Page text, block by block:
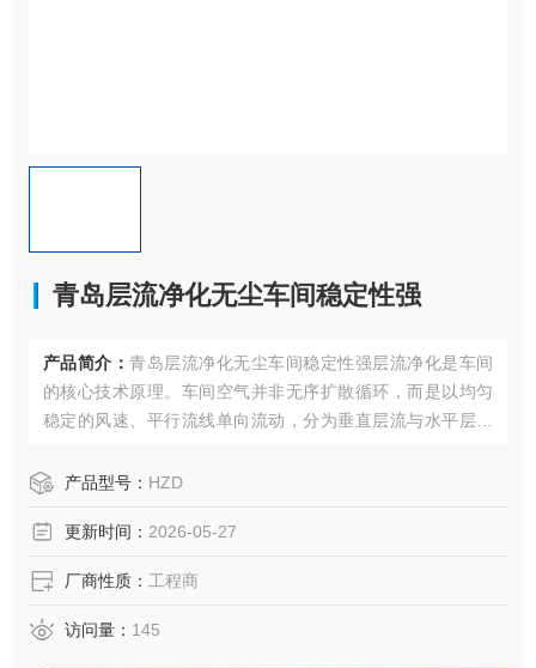
青岛层流净化无尘车间稳定性强
产品简介： 青岛层流净化无尘车间稳定性强层流净化是车间
的核心技术原理。车间空气并非无序扩散循环，而是以均匀
稳定的风速、平行流线单向流动，分为垂直层流与水平层流
产品型号： HZD
更新时间： 2026-05-27
厂商性质： 工程商
访问量： 145